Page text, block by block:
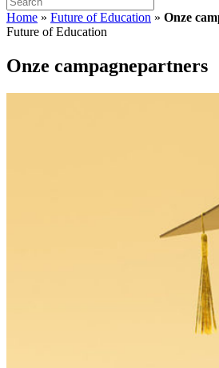
Home » Future of Education » Onze
Future of Education
Onze campagnepartners